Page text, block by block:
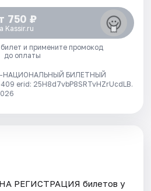
750 ₽
Kassir.ru
и примените промокод
до оплаты
НАЦИОНАЛЬНЫЙ БИЛЕТНЫЙ
erid: 25H8d7vbP8SRTvHZrUcdLB.
РЕГИСТРАЦИЯ билетов у